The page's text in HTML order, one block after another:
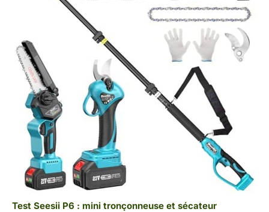
Test Seesii P6 : mini tronçonneuse et sécateur